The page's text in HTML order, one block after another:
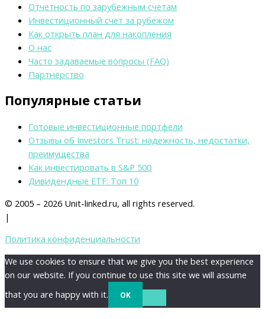
Отчетность по зарубежным счетам
Инвестиционный счет за рубежом
Как открыть план для накопления
О нас
Часто задаваемые вопросы (FAQ)
Партнёрство
Популярные статьи
Готовые инвестиционные портфели
Отзывы об Investors Trust: надежность, недостатки,
преимущества
Как инвестировать в S&P 500
Дивидендные ETF: Топ 10
© 2005 – 2026 Unit-linked.ru, all rights reserved.
|
Политика конфиденциальности
We use cookies to ensure that we give you the best experience
on our website. If you continue to use this site we will assume
that you are happy with it.
OK